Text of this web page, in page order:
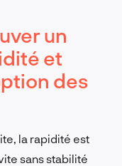
un
et
des
la rapidité est
sans stabilité